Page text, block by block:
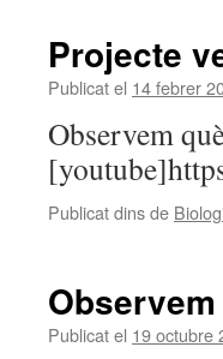
Projecte
Publicat el 14 febrer
Observem
Publicat dins de
Publicat el 19 octubre